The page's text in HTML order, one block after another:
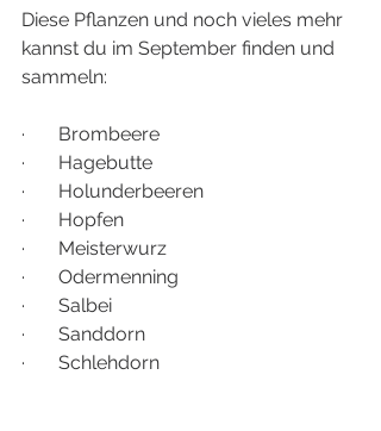
Diese Pflanzen und noch vieles mehr
kannst du im September finden und
sammeln:
·       Brombeere
·       Hagebutte
·       Holunderbeeren
·       Hopfen
·       Meisterwurz
·       Odermenning
·       Salbei
·       Sanddorn
·       Schlehdorn